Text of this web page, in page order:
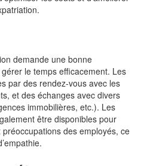
demande une bonne
le temps efficacement. Les
par des rendez-vous avec les
et des échanges avec divers
immobilières, etc.). Les
être disponibles pour
des employés, ce